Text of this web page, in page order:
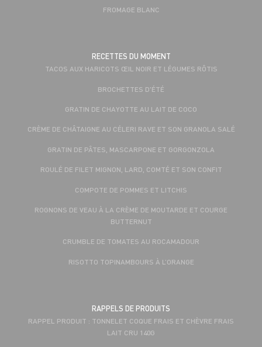
FROMAGE BLANC
RECETTES DU MOMENT
TACOS AUX HARICOTS ŒIL NOIR ET LÉGUMES RÔTIS
BROCHETTES D'ÉTÉ
GRATIN DE CHAYOTTE AU LAIT DE COCO
CRÈME DE CHÂTAIGNE AU CÉLERI RAVE ET SON GRANOLA SALÉ
GRATIN DE PÂTES, MASCARPONE ET GORGONZOLA
ROULÉ DE FILET MIGNON, LARD, COMTÉ ET SON CONFIT
COMPOTE DE POMMES ET LITCHIS
ROGNONS DE VEAU À LA CRÈME DE MOUTARDE ET COURGE
BUTTERNUT
CRUMBLE DE TOMATES AU ROCAMADOUR
RISOTTO TOPINAMBOURS À L’ORANGE
RAPPELS DE PRODUITS
RAPPEL PRODUIT : TONNELET COQUE FRAIS ET CHÈVRE FRAIS
LAIT CRU 140G